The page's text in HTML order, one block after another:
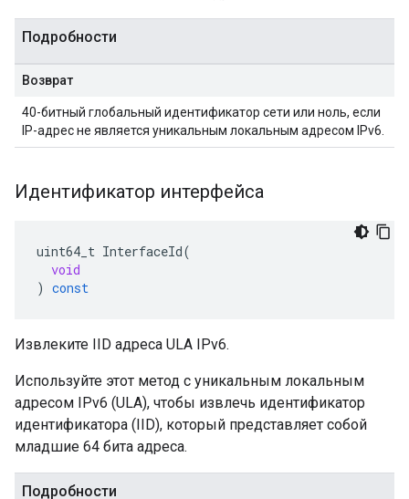
Подробности
Возврат
40-битный глобальный идентификатор сети или ноль, если
IP-адрес не является уникальным локальным адресом IPv6.
Идентификатор интерфейса
uint64_t InterfaceId(
void
) const
Извлеките IID адреса ULA IPv6.
Используйте этот метод с уникальным локальным
адресом IPv6 (ULA), чтобы извлечь идентификатор
идентификатора (IID), который представляет собой
младшие 64 бита адреса.
Подробности